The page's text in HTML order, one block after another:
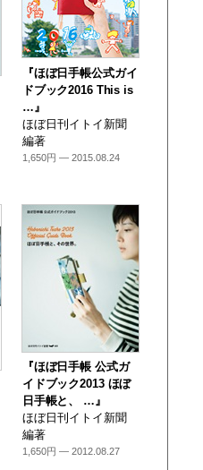
『ほぼ日手帳公式ガイ
ドブック2016 This is
…』
ほぼ日刊イトイ新聞
編著
1,650円 — 2015.08.24
『ほぼ日手帳 公式ガ
イドブック2013 ほぼ
日手帳と、 …』
ほぼ日刊イトイ新聞
編著
1,650円 — 2012.08.27